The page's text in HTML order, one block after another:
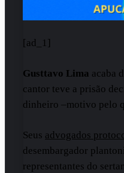
[ad_1]
Gusttavo Lima acaba
cantor teve a prisão
dinheiro –motivo pelo
Seus advogados
desembargador
representantes do